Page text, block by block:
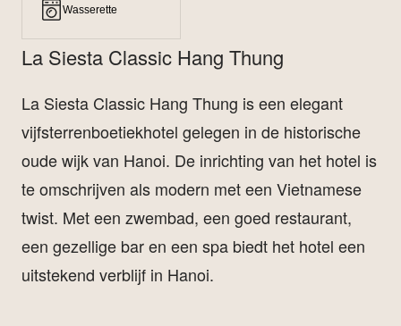
La Siesta Classic Hang Thung
La Siesta Classic Hang Thung is een elegant
vijfsterrenboetiekhotel gelegen in de historische
oude wijk van Hanoi. De inrichting van het hotel is
te omschrijven als modern met een Vietnamese
twist. Met een zwembad, een goed restaurant,
een gezellige bar en een spa biedt het hotel een
uitstekend verblijf in Hanoi.
Wasserette